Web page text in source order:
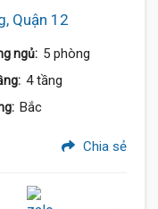
Quận 12
ngủ: 5 phòng
4 tầng
Bắc
Chia sẻ